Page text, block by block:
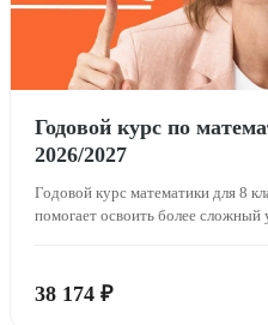
Годовой курс по
2026/2027
Годовой курс математики для 8
помогает освоить более сложный
38 174 ₽